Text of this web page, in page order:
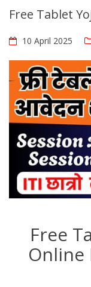
Free Tablet
10 April 2025
Free
Online